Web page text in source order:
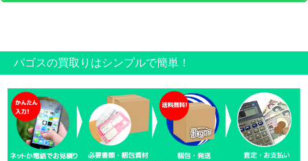
パゴスの買取りはシンプルで簡単！